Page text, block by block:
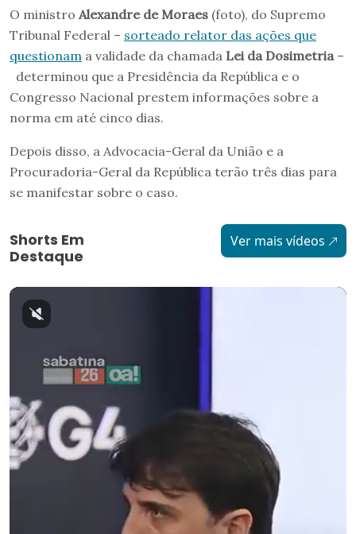
O ministro Alexandre de Moraes (foto), do Supremo
Tribunal Federal – sorteado relator das ações que
questionam a validade da chamada Lei da Dosimetria –
determinou que a Presidência da República e o
Congresso Nacional prestem informações sobre a
norma em até cinco dias.
Depois disso, a Advocacia-Geral da União e a
Procuradoria-Geral da República terão três dias para
se manifestar sobre o caso.
Shorts Em
Destaque
Ver mais vídeos